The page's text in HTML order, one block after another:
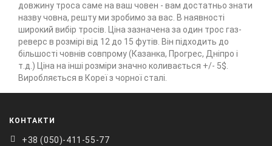
довжину троса саме на ваш човен - вам достатньо знати
назву човна, решту ми зробимо за вас. В наявності
широкий вибір тросів. Ціна зазначена за один трос газ-
реверс в розмірі від 12 до 15 футів. Він підходить до
більшості човнів совпрому (Казанка, Прогрес, Дніпро і
т.д.) Ціна на інші розміри значно коливається +/- 5$.
Виробляється в Кореї з чорної сталі.
КОНТАКТИ
+38 ‎(050)-411-55-77